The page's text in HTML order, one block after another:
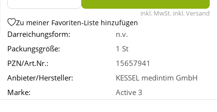
Wellness
inkl. MwSt. inkl. Versand
Zu meiner Favoriten-Liste hinzufügen
Darreichungsform:
n.v.
Packungsgröße:
1 St
PZN/Art.Nr.:
15657941
Anbieter/Hersteller:
KESSEL medintim GmbH
Marke:
Active 3